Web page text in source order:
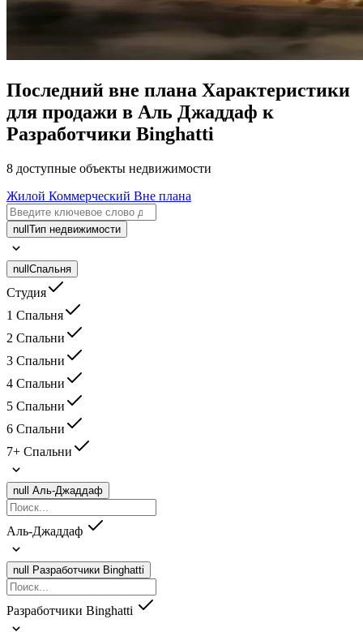
Последний вне плана Характеристики
для продажи в Аль Джаддаф к
Разработчики Binghatti
8 доступные объекты недвижимости
Жилой Коммерческий Вне плана
null Тип недвижимости
null Спальня
Студия
1 Спальня
2 Спальни
3 Спальни
4 Спальни
5 Спальни
6 Спальни
7+ Спальни
null Аль-Джаддаф
Аль-Джаддаф
null Разработчики Binghatti
Разработчики Binghatti